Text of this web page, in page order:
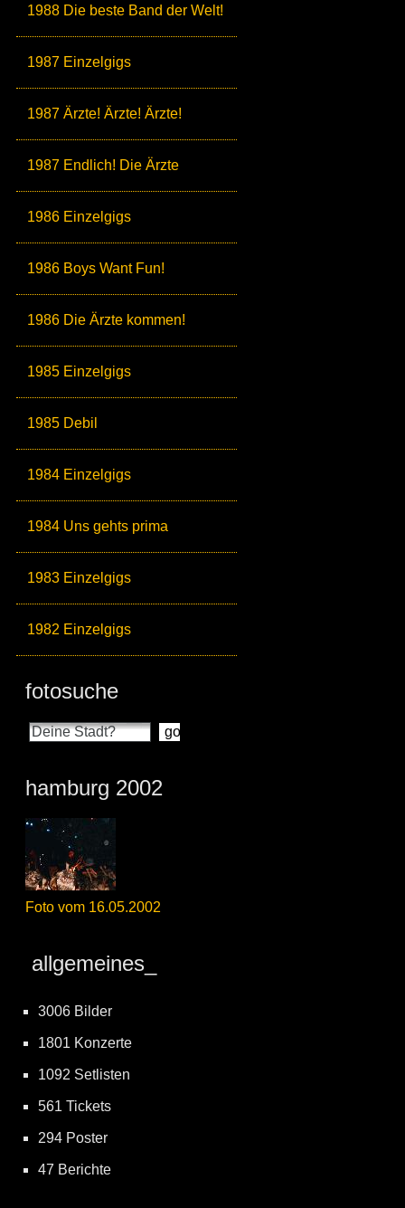
1988 Die beste Band der Welt!
1987 Einzelgigs
1987 Ärzte! Ärzte! Ärzte!
1987 Endlich! Die Ärzte
1986 Einzelgigs
1986 Boys Want Fun!
1986 Die Ärzte kommen!
1985 Einzelgigs
1985 Debil
1984 Einzelgigs
1984 Uns gehts prima
1983 Einzelgigs
1982 Einzelgigs
fotosuche
hamburg 2002
Foto vom 16.05.2002
allgemeines_
3006 Bilder
1801 Konzerte
1092 Setlisten
561 Tickets
294 Poster
47 Berichte